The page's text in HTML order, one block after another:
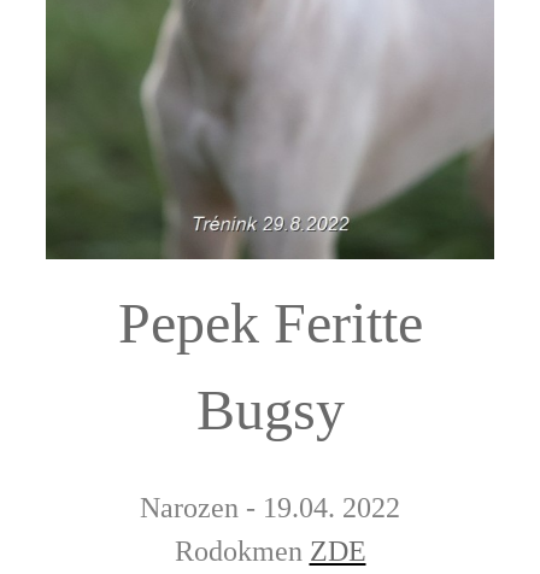
Pepek Feritte
Bugsy
Narozen - 19.04. 2022
Rodokmen ZDE